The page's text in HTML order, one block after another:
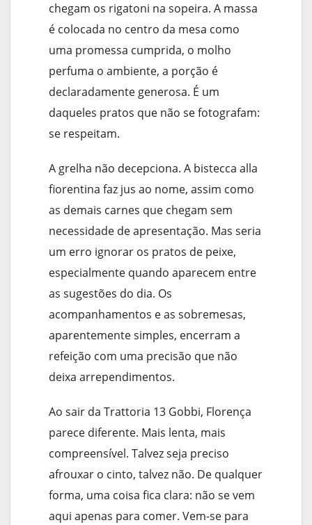
chegam os rigatoni na sopeira. A massa
é colocada no centro da mesa como
uma promessa cumprida, o molho
perfuma o ambiente, a porção é
declaradamente generosa. É um
daqueles pratos que não se fotografam:
se respeitam.
A grelha não decepciona. A bistecca alla
fiorentina faz jus ao nome, assim como
as demais carnes que chegam sem
necessidade de apresentação. Mas seria
um erro ignorar os pratos de peixe,
especialmente quando aparecem entre
as sugestões do dia. Os
acompanhamentos e as sobremesas,
aparentemente simples, encerram a
refeição com uma precisão que não
deixa arrependimentos.
Ao sair da Trattoria 13 Gobbi, Florença
parece diferente. Mais lenta, mais
compreensível. Talvez seja preciso
afrouxar o cinto, talvez não. De qualquer
forma, uma coisa fica clara: não se vem
aqui apenas para comer. Vem-se para